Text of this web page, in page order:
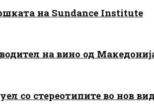
на Sundance Institute
на вино од
со стереотипите во нов